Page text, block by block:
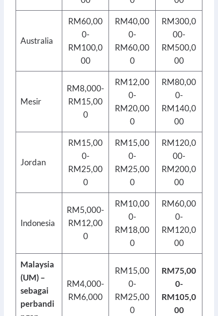
Australia
RM60,00
0-
RM100,0
00
RM40,00
0-
RM60,00
0
RM300,0
00-
RM500,0
00
Mesir
RM8,000-
RM15,00
0
RM12,00
0-
RM20,00
0
RM80,00
0-
RM140,0
00
Jordan
RM15,00
0-
RM25,00
0
RM15,00
0-
RM25,00
0
RM120,0
00-
RM200,0
00
Indonesia
RM5,000-
RM12,00
0
RM10,00
0-
RM18,00
0
RM60,00
0-
RM120,0
00
Malaysia
(UM) –
sebagai
perbandi
RM4,000-
RM6,000
RM15,00
0-
RM25,00
0
RM75,00
0-
RM105,0
00